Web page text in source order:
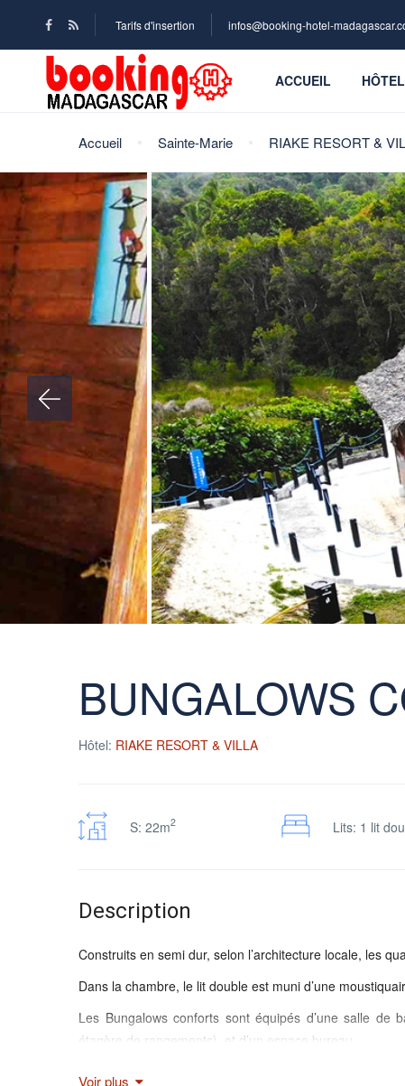
Tarifs d'insertion infos@booking-hotel-
ACCUEIL
Accueil Sainte-Marie RIAKE RESORT &
BUNGALOWS
Hôtel: RIAKE RESORT & VILLA
S: 22m2 Lits: 1 lit
Description
Construits en semi dur, selon l’architecture locale, les
Dans la chambre, le lit double est muni d’une
Les Bungalows conforts sont équipés d’une salle
étagère de rangements), et d’un espace bureau.
Voir plus